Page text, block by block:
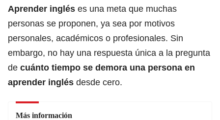
Aprender inglés es una meta que muchas
personas se proponen, ya sea por motivos
personales, académicos o profesionales. Sin
embargo, no hay una respuesta única a la pregunta
de cuánto tiempo se demora una persona en
aprender inglés desde cero.
Más información